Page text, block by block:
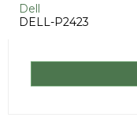
Dell
DELL-P2423